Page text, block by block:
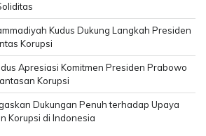
Kudus Dukung Langkah Presiden
Korupsi
Apresiasi Komitmen Presiden Prabowo
Korupsi
Dukungan Penuh terhadap Upaya
Korupsi di Indonesia